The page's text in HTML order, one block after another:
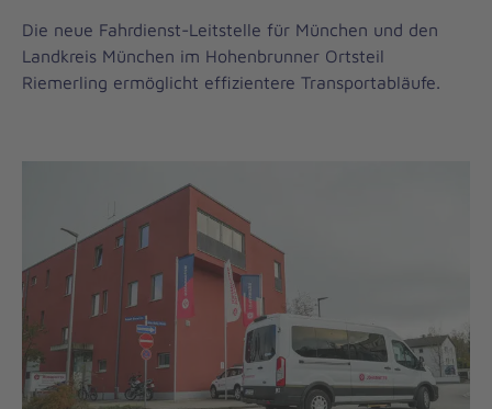
Die neue Fahrdienst-Leitstelle für München und den
Landkreis München im Hohenbrunner Ortsteil
Riemerling ermöglicht effizientere Transportabläufe.